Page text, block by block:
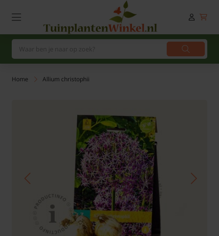
Home Allium christophii